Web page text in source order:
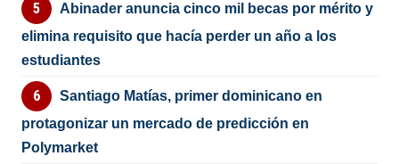
Abinader anuncia cinco mil becas por mérito y
elimina requisito que hacía perder un año a los
estudiantes
Santiago Matías, primer dominicano en
protagonizar un mercado de predicción en
Polymarket